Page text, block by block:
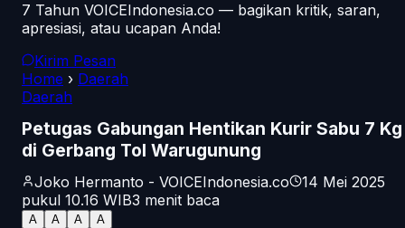
7 Tahun VOICEIndonesia.co — bagikan kritik, saran,
apresiasi, atau ucapan Anda!
Kirim Pesan
Home › Daerah
Daerah
Petugas Gabungan Hentikan Kurir Sabu 7 Kg
di Gerbang Tol Warugunung
Joko Hermanto - VOICEIndonesia.co
14 Mei 2025
pukul 10.16 WIB3 menit baca
A A A
A